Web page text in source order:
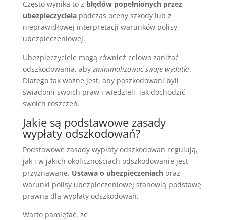
Często wynika to z błędów popełnionych przez
ubezpieczycielapodczas oceny szkody lub z
nieprawidłowej interpretacji warunków polisy
ubezpieczeniowej.
Ubezpieczyciele mogą również celowo zaniżać
odszkodowania, aby zminimalizować swoje wydatki.
Dlatego tak ważne jest, aby poszkodowani byli
świadomi swoich praw i wiedzieli, jak dochodzić
swoich roszczeń.
Jakie są podstawowe zasady
wypłaty odszkodowań?
Podstawowe zasady wypłaty odszkodowań regulują,
jak i w jakich okolicznościach odszkodowanie jest
przyznawane. Ustawa o ubezpieczeniachoraz
warunki polisy ubezpieczeniowej stanowią podstawę
prawną dla wypłaty odszkodowań.
Warto pamiętać, że